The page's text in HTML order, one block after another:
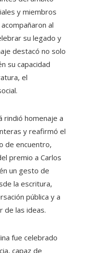
y miembros
al
su legado y
destacó no solo
su capacidad
el
rindió homenaje a
y reafirmó el
de encuentro,
premio a Carlos
un gesto de
la escritura,
pública y a
de las ideas.
fue celebrado
capaz de